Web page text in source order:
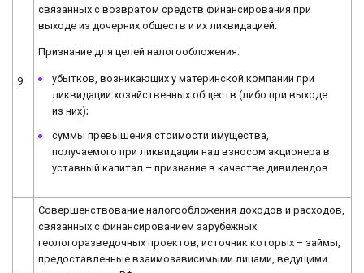
9
связанных с возвратом средств финансирования при
выходе из дочерних обществ и их ликвидацией.
Признание для целей налогообложения:
убытков, возникающих у материнской компании при
ликвидации хозяйственных обществ (либо при выходе
из них);
суммы превышения стоимости имущества,
получаемого при ликвидации над взносом акционера в
уставный капитал – признание в качестве дивидендов.
Совершенствование налогообложения доходов и расходов,
связанных с финансированием зарубежных
геологоразведочных проектов, источник которых – займы,
предоставленные взаимозависимыми лицами, ведущими